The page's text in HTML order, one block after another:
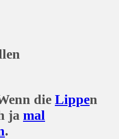
die Lippen
ja mal
.